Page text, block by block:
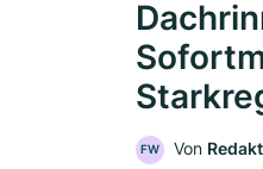
FW Von